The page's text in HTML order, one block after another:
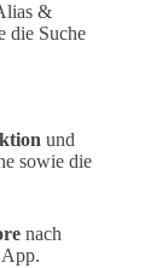
&
die Suche
und
sowie die
nach